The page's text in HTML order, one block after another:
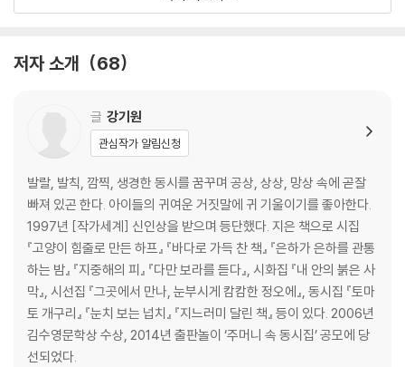
수 040 이쁘다 _박혜선 041 백여우 _장옥관 042 100도를 기다리며 _
곰빵 _김현서 054 백에 대한 동시 _김창완 055 벌이랑 둘이 커다란 나무
통 속에 갇히면 _김개미 056 백요일 _신민규 058 계란으로 바위 치기 _
양슬기 060 하나만 _안진영 062 착하고, 착하고, 또 착하고? _장동이 0
64 백일몽 _장세정 066 새똥이 하얀 이유 _안도현 068 마을이 새로 생
겼어요 _성명진 070
4부 간질간질 발바닥 속에 사나 눈 밑 작은 웅덩이 속에 사나
고양이와 나의 갸웃 _정연철 074 실개천 _경종호 076 네 생일에 부쳐 _
김현욱 078 길치의 길 안내 _임희진 080 기분의 정체 _최휘 082 없다!
_이상교 083 마음먹다 _변은경 084 어느 전교 회장의 하소연 _박해정
086 빈방 _조성국 088 내가 처음 배운 말 _권영상 089 내가 어렵고 힘
든 일 만났을 때 _이준관 090 내가 백 번째 앞구르기를 했을 때 _임수현 0
저자 소개 68
글 강기원
관심작가 알림신청
발랄, 발칙, 깜찍, 생경한 동시를 꿈꾸며 공상, 상상, 망상 속에 곧잘
빠져 있곤 한다. 아이들의 귀여운 거짓말에 귀 기울이기를 좋아한다.
1997년 [작가세계] 신인상을 받으며 등단했다. 지은 책으로 시집
『고양이 힘줄로 만든 하프』 『바다로 가득 찬 책』 『은하가 은하를 관통
하는 밤』 『지중해의 피』 『다만 보라를 듣다』, 시화집 『내 안의 붉은 사
막』, 시선집 『그곳에서 만나, 눈부시게 캄캄한 정오에』, 동시집 『토마
토 개구리』 『눈치 보는 넙치』 『지느러미 달린 책』 등이 있다. 2006년
김수영문학상 수상, 2014년 출판놀이 ‘주머니 속 동시집’ 공모에 당
선되었다.